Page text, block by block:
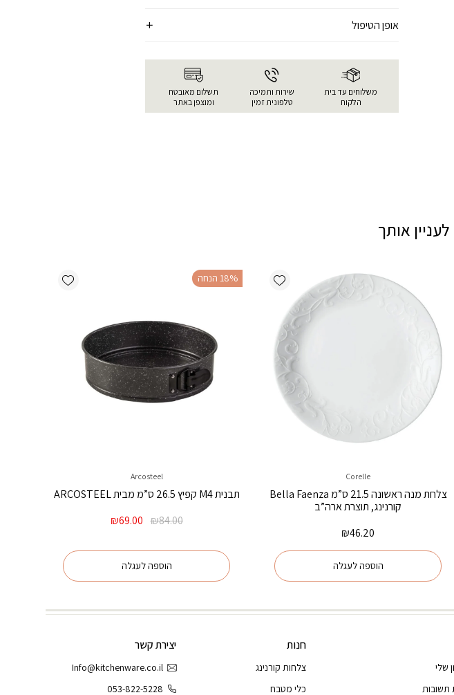
אופן הטיפול
משלוחים עד בית
הלקוח
שירות ותמיכה
טלפונית זמין
תשלום מאובטח
ומוצפן באתר
אותך
Add wishlist
Corelle
צלחת מנה ראשונה 21.5 ס”מ Bella Faenza
קורנינג, תוצרת ארה”ב
₪46.20
הוספה לעגלה
Add wishlist ‫18% הנחה
Arcosteel
תבנית M4 קפיץ 26.5 ס”מ מבית ARCOSTEEL
₪84.00
המחיר ₪69.00
הוספה לעגלה
שלי
תשובות
חנות
צלחות קורנינג
כלי מטבח
יצירת קשר
Info@kitchenware.co.il
053-822-5228